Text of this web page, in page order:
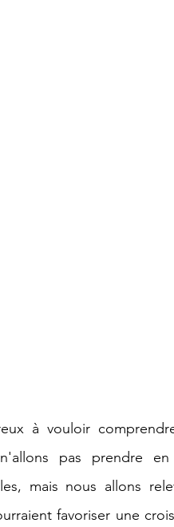
à vouloir
pas prendre
mais nous allons
favoriser une